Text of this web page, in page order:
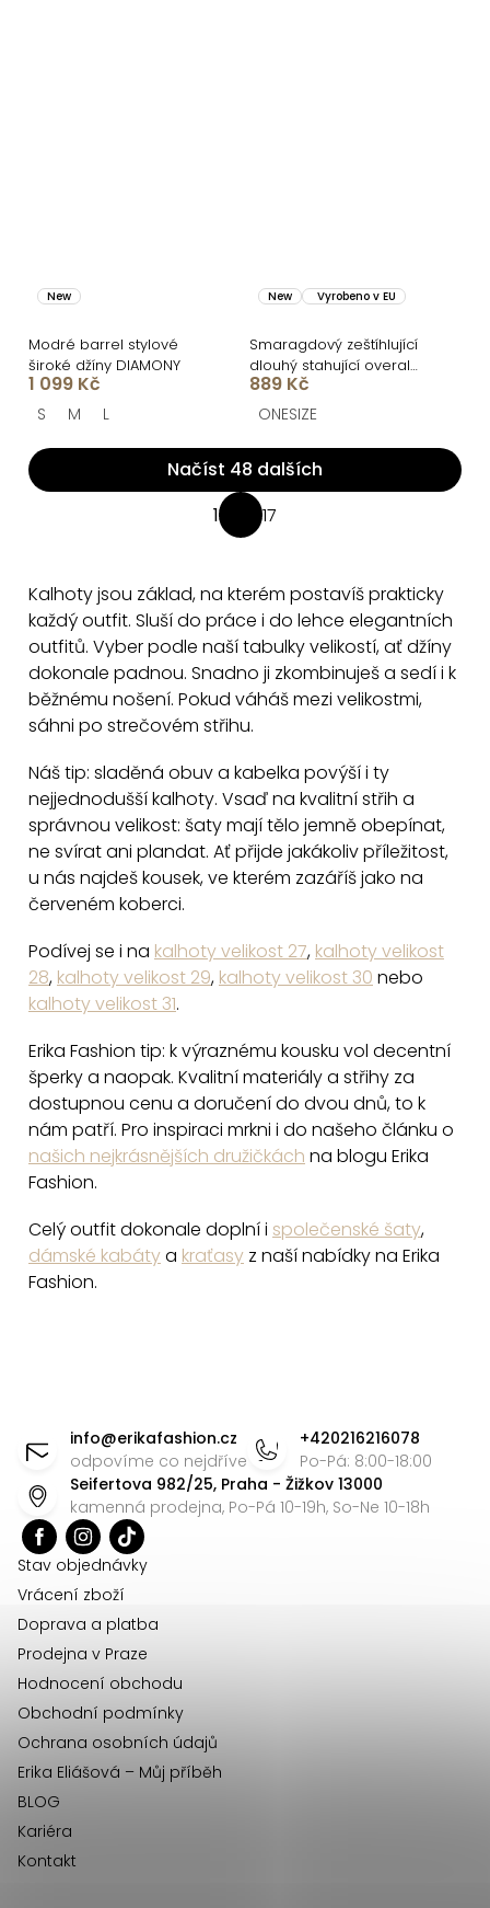
New
Modré barrel stylové
široké džíny DIAMONY
1 099 Kč
S M L
New Vyrobeno v EU
Smaragdový zeštíhlující
dlouhý stahující overal
TRISERA
889 Kč
ONESIZE
O
v
á
d
a
c
í
p
r
v
k
y
v
i
s
Načíst 48 dalších
S
á
n
k
o
v
á
í
1 17
Kalhoty jsou základ, na kterém postavíš prakticky
každý outfit. Sluší do práce i do lehce elegantních
outfitů. Vyber podle naší tabulky velikostí, ať džíny
dokonale padnou. Snadno ji zkombinuješ a sedí i k
běžnému nošení. Pokud váháš mezi velikostmi,
sáhni po strečovém střihu.
Náš tip: sladěná obuv a kabelka povýší i ty
nejjednodušší kalhoty. Vsaď na kvalitní střih a
správnou velikost: šaty mají tělo jemně obepínat,
ne svírat ani plandat. Ať přijde jakákoliv příležitost,
u nás najdeš kousek, ve kterém zazáříš jako na
červeném koberci.
Podívej se i na kalhoty velikost 27, kalhoty velikost
28, kalhoty velikost 29, kalhoty velikost 30 nebo
kalhoty velikost 31.
Erika Fashion tip: k výraznému kousku vol decentní
šperky a naopak. Kvalitní materiály a střihy za
dostupnou cenu a doručení do dvou dnů, to k
nám patří. Pro inspiraci mrkni i do našeho článku o
našich nejkrásnějších družičkách na blogu Erika
Fashion.
Celý outfit dokonale doplní i společenské šaty,
dámské kabátya kraťasy z naší nabídky na Erika
Fashion.
info@erikafashion.cz
odpovíme co nejdříve
+420216216078
Po-Pá: 8:00-18:00
Seifertova 982/25, Praha - Žižkov 13000
kamenná prodejna, Po-Pá 10-19h, So-Ne 10-18h
Stav objednávky
Vrácení zboží
Doprava a platba
Prodejna v Praze
Hodnocení obchodu
Obchodní podmínky
Ochrana osobních údajů
Erika Eliášová – Můj příběh
BLOG
Kariéra
Kontakt